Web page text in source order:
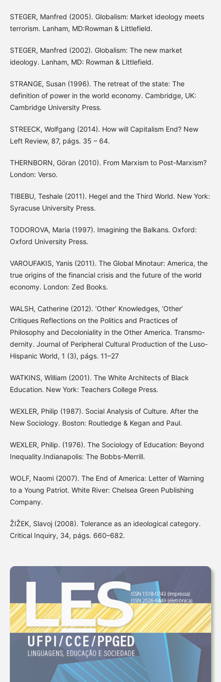
STEGER, Manfred (2005). Globalism: Market ideology meets
terrorism. Lanham, MD:Rowman & Littlefield.
STEGER, Manfred (2002). Globalism: The new market
ideology. Lanham, MD: Rowman & Littlefield.
STRANGE, Susan (1996). The retreat of the state: The
definition of power in the world economy. Cambridge, UK:
Cambridge University Press.
STREECK, Wolfgang (2014). How will Capitalism End? New
Left Review, 87, págs. 35 – 64.
THERNBORN, Göran (2010). From Marxism to Post-Marxism?
London: Verso.
TIBEBU, Teshale (2011). Hegel and the Third World. New York:
Syracuse University Press.
TODOROVA, Maria (1997). Imagining the Balkans. Oxford:
Oxford University Press.
VAROUFAKIS, Yanis (2011). The Global Minotaur: America, the
true origins of the financial crisis and the future of the world
economy. London: Zed Books.
WALSH, Catherine (2012). ‘Other’ Knowledges, ‘Other’
Critiques Reflections on the Politics and Practices of
Philosophy and Decoloniality in the Other America. Transmo-
dernity. Journal of Peripheral Cultural Production of the Luso-
Hispanic World, 1 (3), págs. 11–27
WATKINS, William (2001). The White Architects of Black
Education. New York: Teachers College Press.
WEXLER, Philip (1987). Social Analysis of Culture. After the
New Sociology. Boston: Routledge & Kegan and Paul.
WEXLER, Philip. (1976). The Sociology of Education: Beyond
Inequality.Indianapolis: The Bobbs-Merrill.
WOLF, Naomi (2007). The End of America: Letter of Warning
to a Young Patriot. White River: Chelsea Green Publishing
Company.
ŽIŽEK, Slavoj (2008). Tolerance as an ideological category.
Critical Inquiry, 34, págs. 660–682.